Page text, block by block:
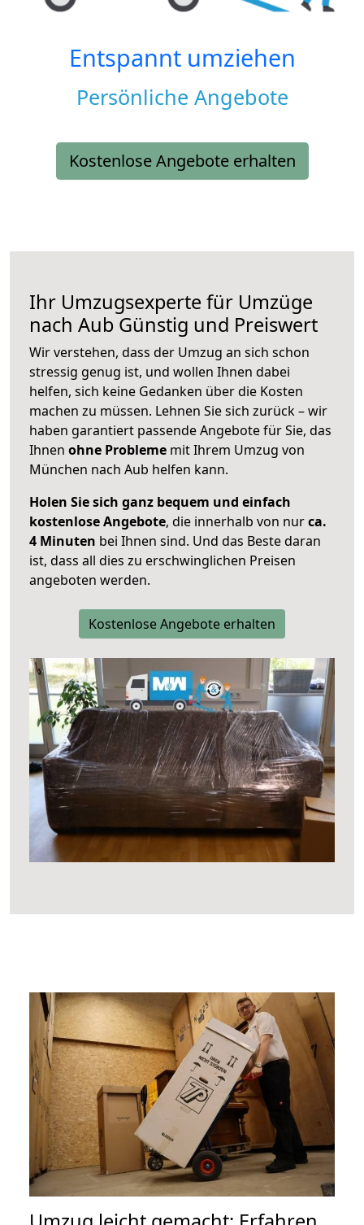
Entspannt umziehen
Persönliche Angebote
Kostenlose Angebote erhalten
Ihr Umzugsexperte für Umzüge
nach Aub Günstig und Preiswert
Wir verstehen, dass der Umzug an sich schon
stressig genug ist, und wollen Ihnen dabei
helfen, sich keine Gedanken über die Kosten
machen zu müssen. Lehnen Sie sich zurück – wir
haben garantiert passende Angebote für Sie, das
Ihnen ohne Probleme mit Ihrem Umzug von
München nach Aub helfen kann.
Holen Sie sich ganz bequem und einfach
kostenlose Angebote, die innerhalb von nurca.
4 Minuten bei Ihnen sind. Und das Beste daran
ist, dass all dies zu erschwinglichen Preisen
angeboten werden.
Kostenlose Angebote erhalten